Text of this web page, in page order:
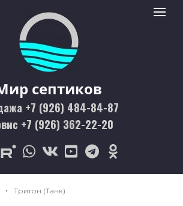
Мир септиков logo
септиков
+7 (926) 484-84-87
+7 (926) 362-22-20
rutubewhatsapp
vk youtubetelegramodnoklassniki
Toggle
Тритон (Танк)